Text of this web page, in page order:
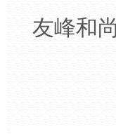
友峰和